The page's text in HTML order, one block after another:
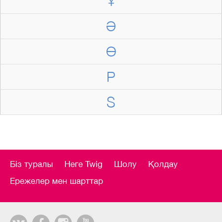
Ә
Ө
P
S
Біз туралы Неге Twig Шолу
Қолдау
Ережелер мен шарттар